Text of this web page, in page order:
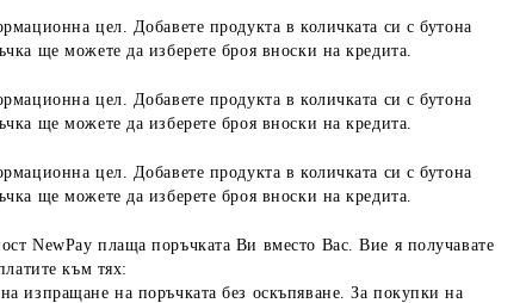
цел. Добавете продукта в количката си с бутона
ще можете да изберете броя вноски на кредита.
цел. Добавете продукта в количката си с бутона
ще можете да изберете броя вноски на кредита.
цел. Добавете продукта в количката си с бутона
ще можете да изберете броя вноски на кредита.
NewPay плаща поръчката Ви вместо Вас. Вие я получавате
към тях:
изпращане на поръчката без оскъпяване. За покупки на